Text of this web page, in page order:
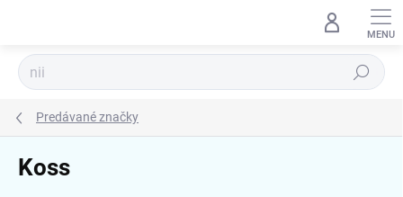
Hľadať
Predávané značky
Koss